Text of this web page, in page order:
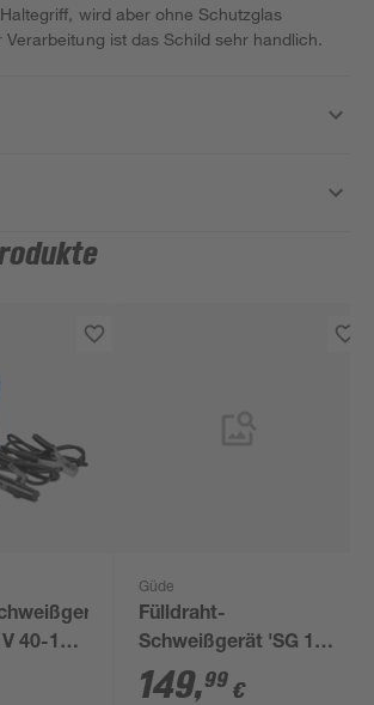
wird aber ohne Schutzglas
Verarbeitung ist das Schild sehr handlich.
40-100
Güde
Fülldraht-
Schweißgerät 'SG 121
A-SYN' 230 V 50-120
149,99 €